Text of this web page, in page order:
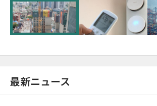
超が「ゾンビ企業」に…5年で2.8倍増
最新ニュース